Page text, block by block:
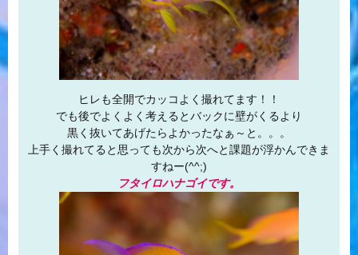
ヒレも全開でカッコよく撮れてます！！
でも後でよくよく考えるとバックに壁がくるより
黒く抜いてあげたらよかったなぁ～と。。。
上手く撮れてると思っても次から次へと課題が浮かんできま
すねー(^^;)
フタイロハナゴイです。